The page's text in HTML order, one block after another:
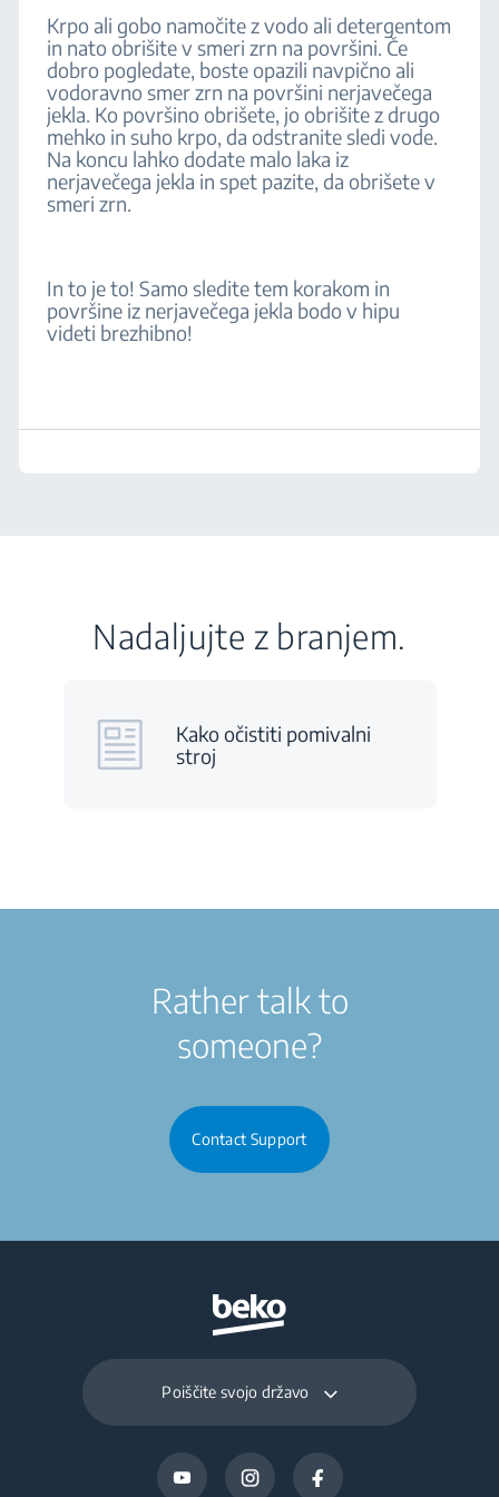
Krpo ali gobo namočite z vodo ali detergentom
in nato obrišite v smeri zrn na površini. Če
dobro pogledate, boste opazili navpično ali
vodoravno smer zrn na površini nerjavečega
jekla. Ko površino obrišete, jo obrišite z drugo
mehko in suho krpo, da odstranite sledi vode.
Na koncu lahko dodate malo laka iz
nerjavečega jekla in spet pazite, da obrišete v
smeri zrn.
In to je to! Samo sledite tem korakom in
površine iz nerjavečega jekla bodo v hipu
videti brezhibno!
Nadaljujte z branjem.
Kako očistiti pomivalni
stroj
Rather talk to
someone?
Contact Support
Poiščite svojo državo